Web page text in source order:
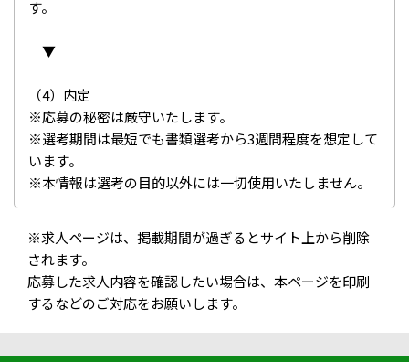
す。
▼
（4）内定
※応募の秘密は厳守いたします。
※選考期間は最短でも書類選考から3週間程度を想定して
います。
※本情報は選考の目的以外には一切使用いたしません。
※求人ページは、掲載期間が過ぎるとサイト上から削除
されます。
応募した求人内容を確認したい場合は、本ページを印刷
するなどのご対応をお願いします。